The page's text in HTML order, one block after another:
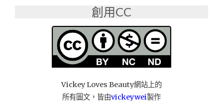
善
餐
廳"
創用CC
Vickey Loves Beauty網站上的
所有圖文，皆由vickeywei製作